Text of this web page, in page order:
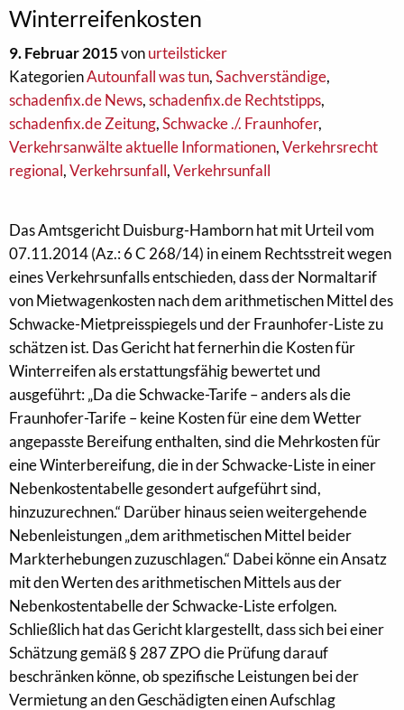
Winterreifenkosten
9. Februar 2015vonurteilsticker
KategorienAutounfall was tun,Sachverständige,
schadenfix.de News,schadenfix.de Rechtstipps,
schadenfix.de Zeitung,Schwacke ./. Fraunhofer,
Verkehrsanwälte aktuelle Informationen,Verkehrsrecht
regional,Verkehrsunfall,Verkehrsunfall
Das Amtsgericht Duisburg-Hamborn hat mit Urteil vom
07.11.2014 (Az.: 6 C 268/14) in einem Rechtsstreit wegen
eines Verkehrsunfalls entschieden, dass der Normaltarif
von Mietwagenkosten nach dem arithmetischen Mittel des
Schwacke-Mietpreisspiegels und der Fraunhofer-Liste zu
schätzen ist. Das Gericht hat fernerhin die Kosten für
Winterreifen als erstattungsfähig bewertet und
ausgeführt: „Da die Schwacke-Tarife – anders als die
Fraunhofer-Tarife – keine Kosten für eine dem Wetter
angepasste Bereifung enthalten, sind die Mehrkosten für
eine Winterbereifung, die in der Schwacke-Liste in einer
Nebenkostentabelle gesondert aufgeführt sind,
hinzuzurechnen.“ Darüber hinaus seien weitergehende
Nebenleistungen „dem arithmetischen Mittel beider
Markterhebungen zuzuschlagen.“ Dabei könne ein Ansatz
mit den Werten des arithmetischen Mittels aus der
Nebenkostentabelle der Schwacke-Liste erfolgen.
Schließlich hat das Gericht klargestellt, dass sich bei einer
Schätzung gemäß § 287 ZPO die Prüfung darauf
beschränken könne, ob spezifische Leistungen bei der
Vermietung an den Geschädigten einen Aufschlag